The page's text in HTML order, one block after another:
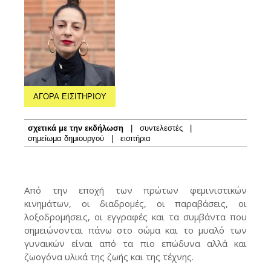
ΑΓΟΡΑ ΕΙΣΙΤΗΡΙΟΥ
σχετικά με την εκδήλωση | συντελεστές
|
σημείωμα δημιουργού
| εισιτήρια
Από την εποχή των πρώτων φεμινιστικών
κινημάτων, οι διαδρομές, οι παραβάσεις, οι
λοξοδρομήσεις, οι εγγραφές και τα συμβάντα που
σημειώνονται πάνω στο σώμα και το μυαλό των
γυναικών είναι από τα πιο επώδυνα αλλά και
ζωογόνα υλικά της ζωής και της τέχνης.